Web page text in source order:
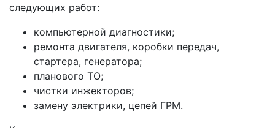
следующих работ:
компьютерной диагностики;
ремонта двигателя, коробки передач,
стартера, генератора;
планового ТО;
чистки инжекторов;
замену электрики, цепей ГРМ.